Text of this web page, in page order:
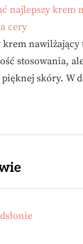
najlepszy krem
cery
krem
stosowania,
skóry. W